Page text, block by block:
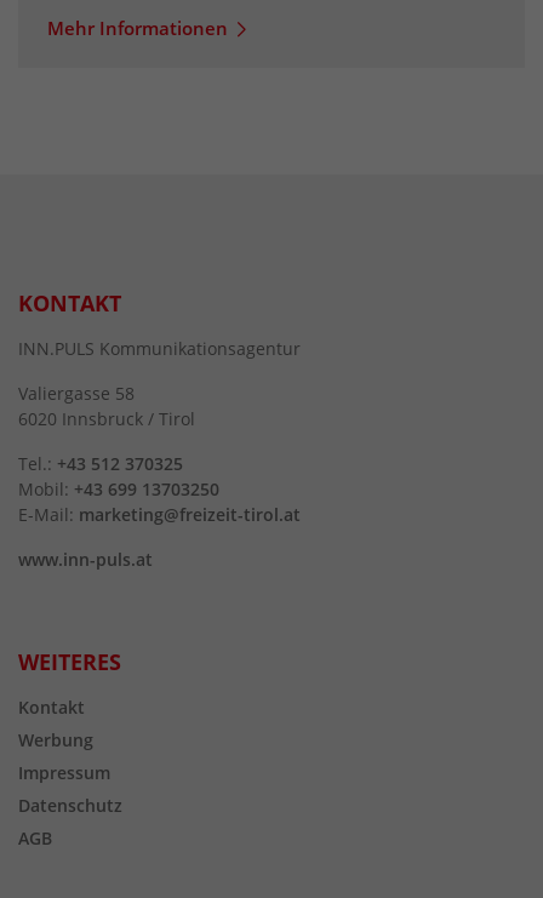
Mehr Informationen
KONTAKT
INN.PULS Kommunikationsagentur
Valiergasse 58
6020 Innsbruck / Tirol
Tel.: +43 512 370325
Mobil: +43 699 13703250
E-Mail: marketing@freizeit-tirol.at
www.inn-puls.at
WEITERES
Kontakt
Werbung
Impressum
Datenschutz
AGB